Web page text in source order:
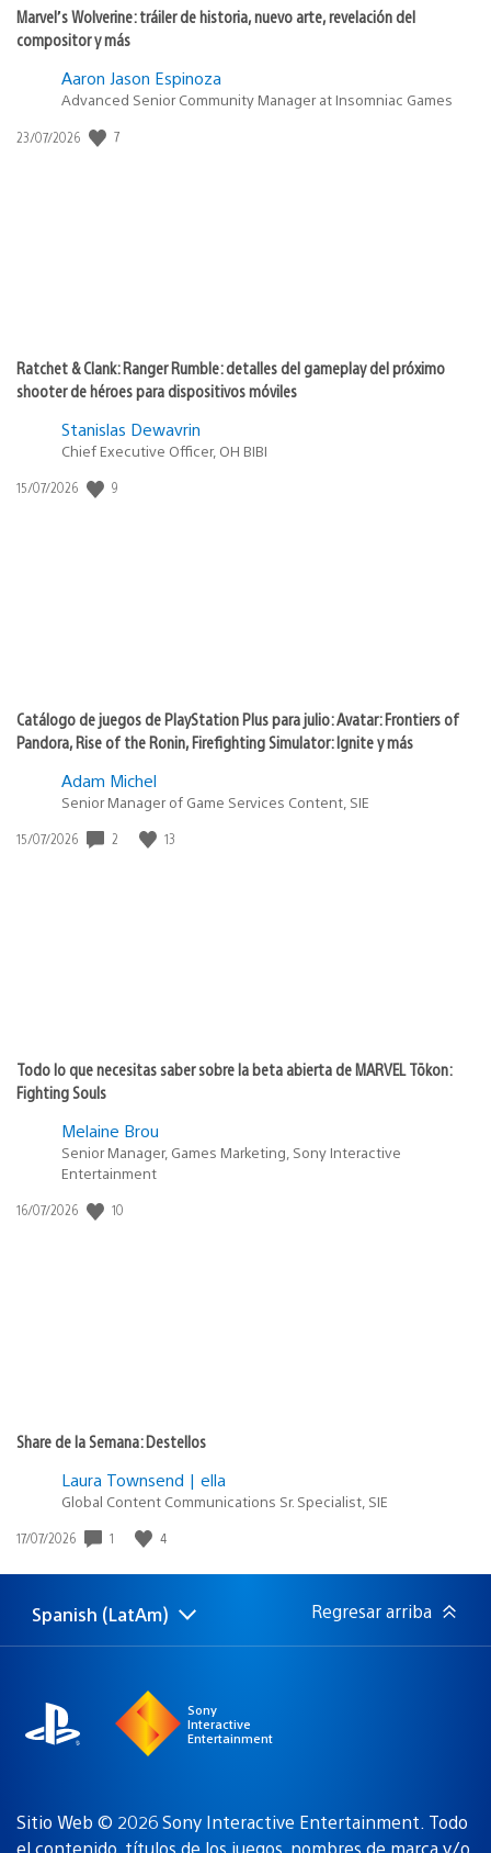
Marvel’s Wolverine: tráiler de historia, nuevo arte, revelación del
compositor y más
Aaron Jason Espinoza
Advanced Senior Community Manager at Insomniac Games
Fecha
23/07/2026 7
Ratchet & Clank: Ranger Rumble: detalles del gameplay del próximo
shooter de héroes para dispositivos móviles
Stanislas Dewavrin
Chief Executive Officer, OH BIBI
Fecha
15/07/2026 9
Catálogo de juegos de PlayStation Plus para julio: Avatar: Frontiers of
Pandora, Rise of the Ronin, Firefighting Simulator: Ignite y más
Adam Michel
Senior Manager of Game Services Content, SIE
Fecha
15/07/2026 2 13
Todo lo que necesitas saber sobre la beta abierta de MARVEL Tōkon:
Fighting Souls
Melaine Brou
Senior Manager, Games Marketing, Sony Interactive
Entertainment
Fecha
16/07/2026 10
Share de la Semana: Destellos
Laura Townsend | ella
Global Content Communications Sr. Specialist, SIE
Fecha
publicación:
17/07/2026 1 4
Elige
una
Región
actual:
Spanish (LatAm) Regresar arriba
Sony
Interactive
Entertainment
Sitio Web © 2026 Sony Interactive Entertainment. Todo
el contenido, títulos de los juegos, nombres de marca y/o